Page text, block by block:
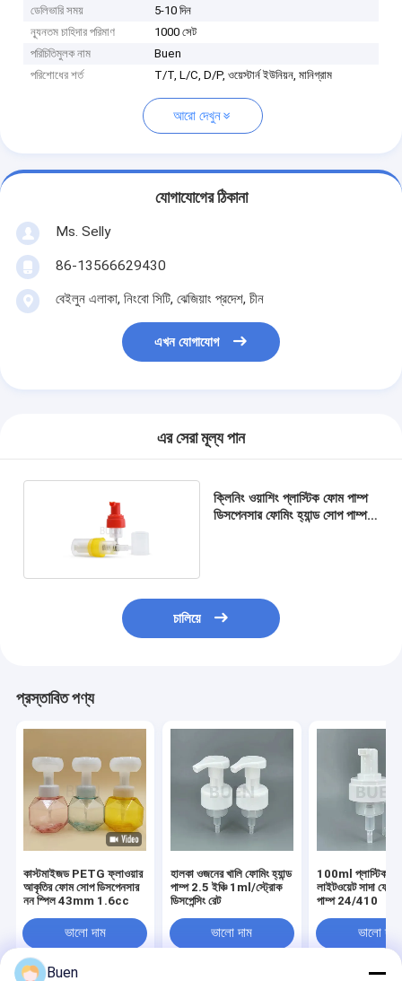
ডেলিভারি সময়
5-10 দিন
ন্যূনতম চাহিদার পরিমাণ
1000 সেট
পরিচিতিমুলক নাম
Buen
পরিশোধের শর্ত
T/T, L/C, D/P, ওয়েস্টার্ন ইউনিয়ন, মানিগ্রাম
আরো দেখুন
যোগাযোগের ঠিকানা
Ms. Selly
86-13566629430
বেইলুন এলাকা, নিংবো সিটি, ঝেজিয়াং প্রদেশ, চীন
এখন যোগাযোগ
এর সেরা মূল্য পান
ক্লিনিং ওয়াশিং প্লাস্টিক ফোম পাম্প
ডিসপেনসার ফোমিং হ্যান্ড সোপ পাম্প
চালিয়ে
প্রস্তাবিত পণ্য
কাস্টমাইজড PETG ফ্লাওয়ার
আকৃতির ফোম সোপ ডিসপেনসার
নন স্পিল 43mm 1.6cc
ভালো দাম
হালকা ওজনের খালি ফোমিং হ্যান্ড
পাম্প 2.5 ইঞ্চি 1ml/স্ট্রোক
ডিসপেন্সিং রেট
ভালো দাম
100ml প্লাস্টিক
লাইটওয়েট সাদা ফোমিং
পাম্প 24/410
ভালো দাম
Buen